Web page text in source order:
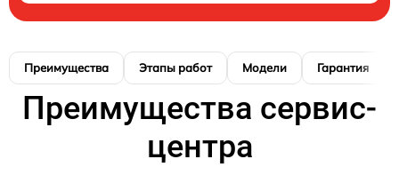
Преимущества Этапы работ Модели Гарантия
Преимущества сервис-
центра